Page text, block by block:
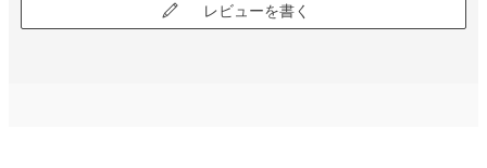
レビューを書く